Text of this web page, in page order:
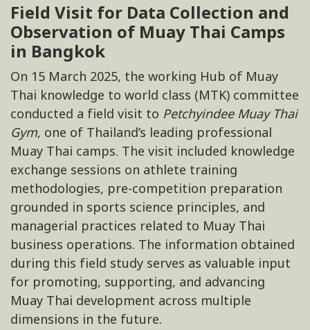
Field Visit for Data Collection and
Observation of Muay Thai Camps
in Bangkok
On 15 March 2025, the working Hub of Muay
Thai knowledge to world class (MTK) committee
conducted a field visit to Petchyindee Muay Thai
Gym, one of Thailand’s leading professional
Muay Thai camps. The visit included knowledge
exchange sessions on athlete training
methodologies, pre-competition preparation
grounded in sports science principles, and
managerial practices related to Muay Thai
business operations. The information obtained
during this field study serves as valuable input
for promoting, supporting, and advancing
Muay Thai development across multiple
dimensions in the future.